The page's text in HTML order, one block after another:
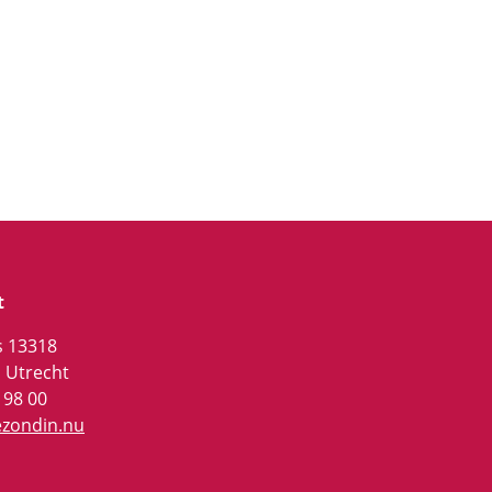
13318
Utrecht
00